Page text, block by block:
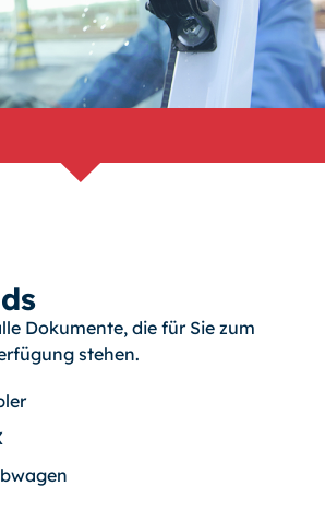
Dokumente, die für Sie zum
stehen.